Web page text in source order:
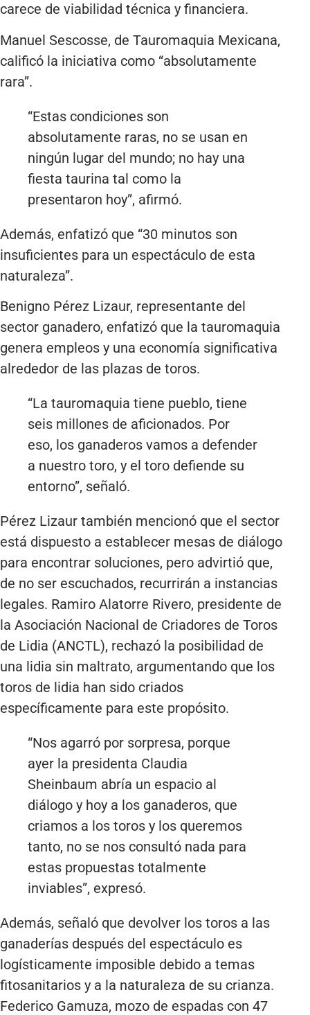
carece de viabilidad técnica y financiera.
Manuel Sescosse, de Tauromaquia Mexicana,
calificó la iniciativa como “absolutamente
rara”.
“Estas condiciones son
absolutamente raras, no se usan en
ningún lugar del mundo; no hay una
fiesta taurina tal como la
presentaron hoy”, afirmó.
Además, enfatizó que “30 minutos son
insuficientes para un espectáculo de esta
naturaleza”.
Benigno Pérez Lizaur, representante del
sector ganadero, enfatizó que la tauromaquia
genera empleos y una economía significativa
alrededor de las plazas de toros.
“La tauromaquia tiene pueblo, tiene
seis millones de aficionados. Por
eso, los ganaderos vamos a defender
a nuestro toro, y el toro defiende su
entorno”, señaló.
Pérez Lizaur también mencionó que el sector
está dispuesto a establecer mesas de diálogo
para encontrar soluciones, pero advirtió que,
de no ser escuchados, recurrirán a instancias
legales. Ramiro Alatorre Rivero, presidente de
la Asociación Nacional de Criadores de Toros
de Lidia (ANCTL), rechazó la posibilidad de
una lidia sin maltrato, argumentando que los
toros de lidia han sido criados
específicamente para este propósito.
“Nos agarró por sorpresa, porque
ayer la presidenta Claudia
Sheinbaum abría un espacio al
diálogo y hoy a los ganaderos, que
criamos a los toros y los queremos
tanto, no se nos consultó nada para
estas propuestas totalmente
inviables”, expresó.
Además, señaló que devolver los toros a las
ganaderías después del espectáculo es
logísticamente imposible debido a temas
fitosanitarios y a la naturaleza de su crianza.
Federico Gamuza, mozo de espadas con 47